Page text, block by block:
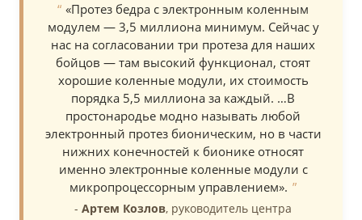
«Протез бедра с электронным коленным
модулем — 3,5 миллиона минимум. Сейчас у
нас на согласовании три протеза для наших
бойцов — там высокий функционал, стоят
хорошие коленные модули, их стоимость
порядка 5,5 миллиона за каждый. …В
простонародье модно называть любой
электронный протез бионическим, но в части
нижних конечностей к бионике относят
именно электронные коленные модули с
микропроцессорным управлением».
- Артем Козлов, руководитель центра